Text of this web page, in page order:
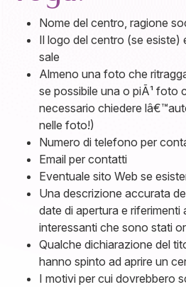
Nome del centro, ragione
Il logo del centro (se esiste)
sale
Almeno una foto che
se possibile una o piÃ¹ foto
necessario chiedere
nelle foto!)
Numero di telefono per
Email per contatti
Eventuale sito Web se
Una descrizione accurata
date di apertura e
interessanti che sono stati
Qualche dichiarazione del
hanno spinto ad aprire un
I motivi per cui dovrebbero